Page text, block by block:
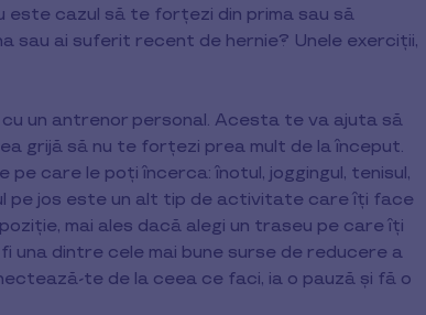
este cazul să te forțezi din prima sau să
sau ai suferit recent de hernie? Unele exerciții,
un antrenor personal. Acesta te va ajuta să
grijă să nu te forțezi prea mult de la început.
care le poți încerca: înotul, joggingul, tenisul,
pe jos este un alt tip de activitate care îți face
mai ales dacă alegi un traseu pe care îți
una dintre cele mai bune surse de reducere a
te de la ceea ce faci, ia o pauză și fă o